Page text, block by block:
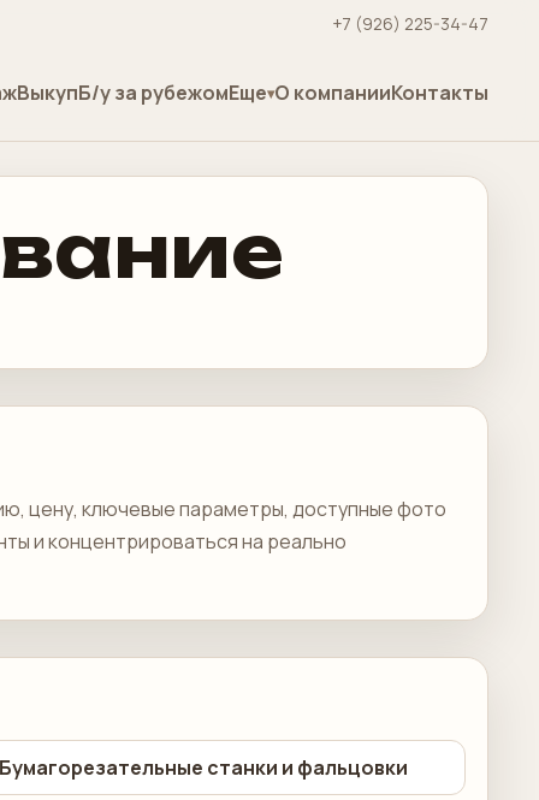
+7 (926) 225-34-47
ВыкупБ/у за рубежомЕще О компанииКонтакты
цену, ключевые параметры, доступные фото
и концентрироваться на реально
Бумагорезательные станки и фальцовки